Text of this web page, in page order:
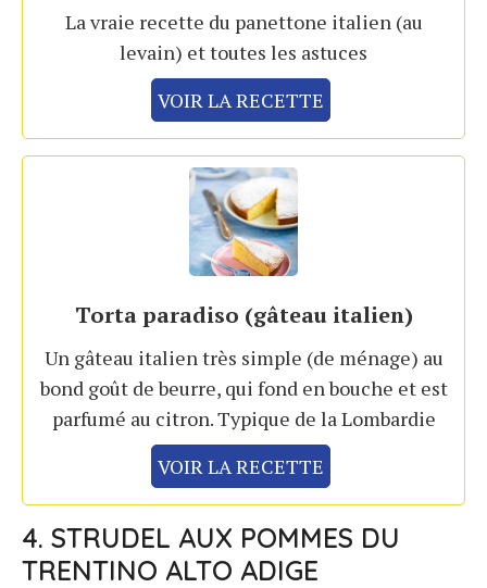
La vraie recette du panettone italien (au
levain) et toutes les astuces
VOIR LA RECETTE
Torta paradiso (gâteau italien)
Un gâteau italien très simple (de ménage) au
bond goût de beurre, qui fond en bouche et est
parfumé au citron. Typique de la Lombardie
VOIR LA RECETTE
4. STRUDEL AUX POMMES DU
TRENTINO ALTO ADIGE